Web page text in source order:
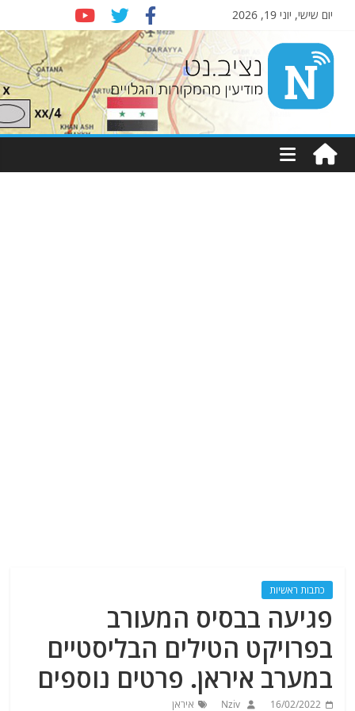
יום שישי, יוני 19, 2026
Nziv.net
מודיעין
מהמקורות
כתבות ראשיות
פגיעה בבסיס המעורב
בפרויקט הטילים הבליסטיים
במערב איראן. פרטים נוספים
16/02/2022
Nziv איראן